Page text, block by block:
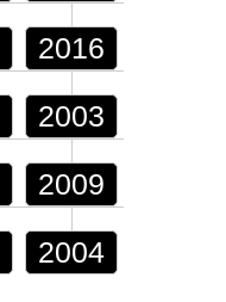
2016
2003
2009
2004